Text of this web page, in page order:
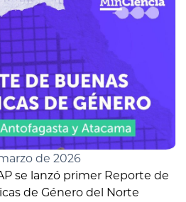
de 2026
se lanzó primer Reporte de
de Género del Norte